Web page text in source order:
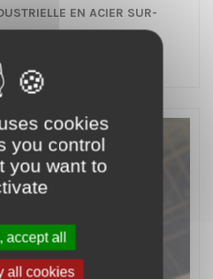
EN ACIER SUR-
cookies
you control
you want to
accept all
all cookies